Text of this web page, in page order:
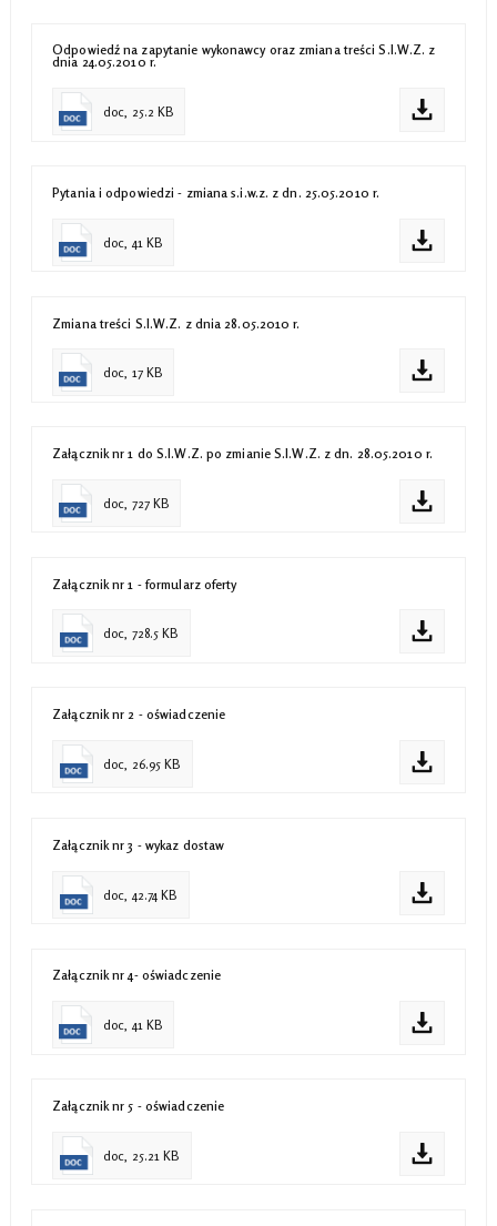
Odpowiedź na zapytanie wykonawcy oraz zmiana treści S.I.W.Z. z
dnia 24.05.2010 r.
doc, 25.2 KB
Pytania i odpowiedzi - zmiana s.i.w.z. z dn. 25.05.2010 r.
doc, 41 KB
Zmiana treści S.I.W.Z. z dnia 28.05.2010 r.
doc, 17 KB
Załącznik nr 1 do S.I.W.Z. po zmianie S.I.W.Z. z dn. 28.05.2010 r.
doc, 727 KB
Załącznik nr 1 - formularz oferty
doc, 728.5 KB
Załącznik nr 2 - oświadczenie
doc, 26.95 KB
Załącznik nr 3 - wykaz dostaw
doc, 42.74 KB
Załącznik nr 4- oświadczenie
doc, 41 KB
Załącznik nr 5 - oświadczenie
doc, 25.21 KB